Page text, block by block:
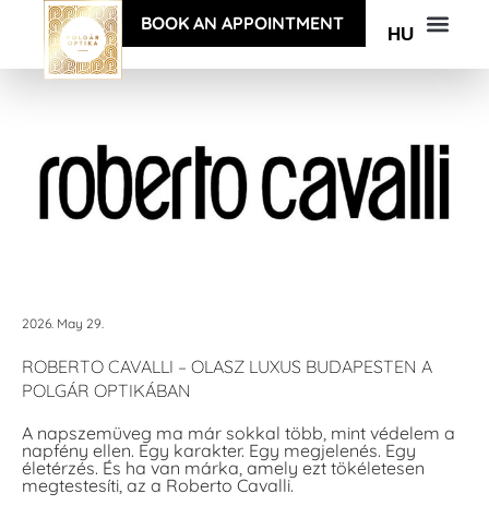
BOOK AN APPOINTMENT HU
2026. May 29.
ROBERTO CAVALLI – OLASZ LUXUS BUDAPESTEN A
POLGÁR OPTIKÁBAN
A napszemüveg ma már sokkal több, mint védelem a
napfény ellen. Egy karakter. Egy megjelenés. Egy
életérzés. És ha van márka, amely ezt tökéletesen
megtestesíti, az a Roberto Cavalli.